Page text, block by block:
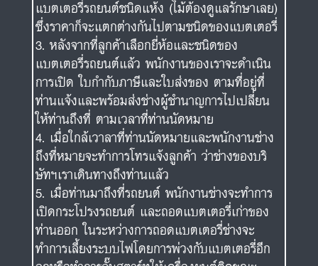
แบตเตอรี่รถยนต์ชนิดแห้ง (ไม้ต้องดูแลรักษาเลย)
ซึ่งราคาก็จะแตกต่างกันไปตามชนิดของแบตเตอรี่
หลังจากที่ลูกค้าเลือกยี่ห้อและชนิดของ
แบตเตอรี่รถยนต์แล้ว พนักงานของเราจะดำเนิน
การเปิด ใบกำกับภาษีและใบส่งของ ตามที่อยู่ที่
ท่านแจ้งและพร้อมส่งช่างผู้ชำนาญการไปเปลี่ยน
ให้ท่านถึงที่ ตามเวลาที่ท่านนัดหมาย
เมื่อใกล้เวาลาที่ท่านนัดหมายและพนักงานช่าง
ถึงที่หมายจะทำการโทรแจ้งลูกค้า ว่าช่างของบริ
ษัทฯเราเดินทางถึงท่านแล้ว
เมื่อท่านมาถึงที่รถยนต์ พนักงานช่างจะทำการ
เปิดกระโปรงรถยนต์ และถอดแบตเตอรี่เก่าของ
ท่านออก ในระหว่างการถอดแบตเตอรี่ช่างจะ
ทำการเลี้ยงระบบไฟโดยการพ่วงกับแบตเตอรี่อีก